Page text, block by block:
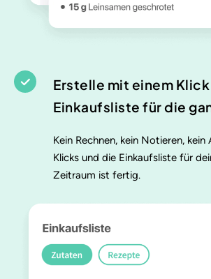
Erstelle mit einem
Einkaufsliste für die
Kein Rechnen, kein Notieren,
Klicks und die Einkaufsliste für
Zeitraum ist fertig.